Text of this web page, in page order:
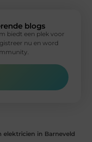
elektricien in Barneveld
blogs
biedt een plek voor
nu en word